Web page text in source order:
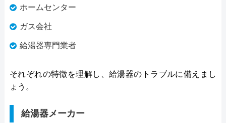
ホームセンター
ガス会社
給湯器専門業者
それぞれの特徴を理解し、給湯器のトラブルに備えまし
ょう。
給湯器メーカー